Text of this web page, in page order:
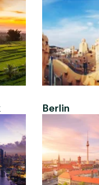
Berlin